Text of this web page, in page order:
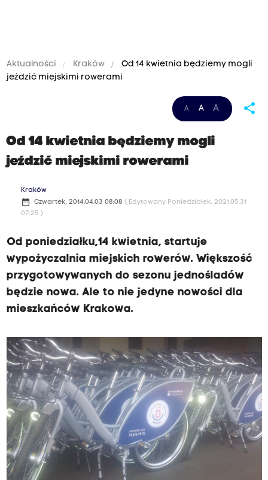
Aktualności Kraków
Od 14 kwietnia będziemy mogli
jeździć miejskimi rowerami
A A A share
Od 14 kwietnia będziemy mogli
jeździć miejskimi rowerami
Kraków
date_range Czwartek, 2014.04.03 08:08 ( Edytowany Poniedziałek, 2021.05.31
07:25 )
Od poniedziałku,14 kwietnia, startuje
wypożyczalnia miejskich rowerów. Większość
przygotowywanych do sezonu jednośladów
będzie nowa. Ale to nie jedyne nowości dla
mieszkańców Krakowa.